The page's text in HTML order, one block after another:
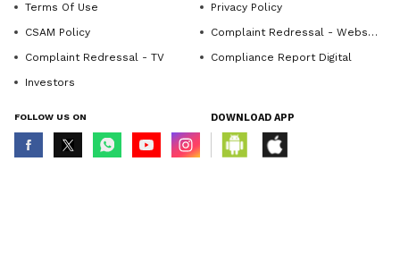
Terms Of Use
Privacy Policy
CSAM Policy
Complaint Redressal - Website
Complaint Redressal - TV
Compliance Report Digital
Investors
FOLLOW US ON DOWNLOAD APP